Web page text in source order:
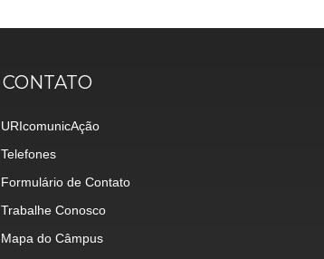
CONTATO
URIcomunicAção
Telefones
Formulário de Contato
Trabalhe Conosco
Mapa do Câmpus